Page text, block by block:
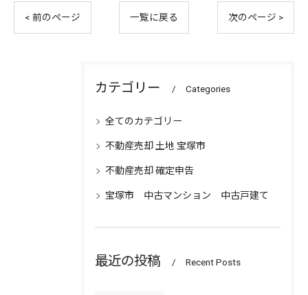
< 前のページ 一覧に戻る 次のページ >
カテゴリー Categories
全てのカテゴリー
不動産売却 土地 宝塚市
不動産売却 確定申告
宝塚市 中古マンション 中古戸建て
最近の投稿 Recent Posts